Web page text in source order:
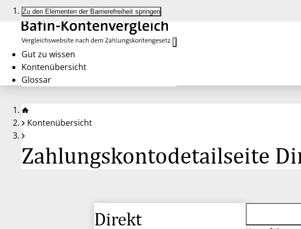
Zu den Elementen der Barrierefreiheit springen
Gut zu wissen
Kontenübersicht
Glossar
Kontenübersicht
Zahlungskontodetailseite
Direkt